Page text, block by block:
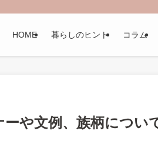
HOME 暮らしのヒント コラム
や文例、族柄につい